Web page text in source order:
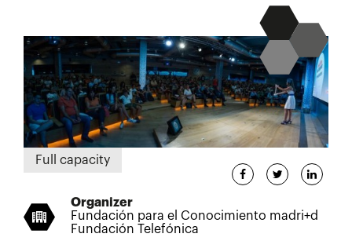
Full capacity
Organizer
Fundación para el Conocimiento madri+d
Fundación Telefónica